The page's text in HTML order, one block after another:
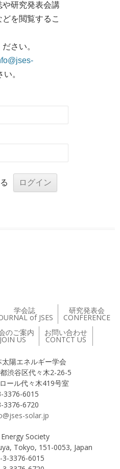
研究発表会講
を閲覧するこ
さい。
。
学会誌
of JSES
研究発表会
CONFERENCE
のご案内
JOIN US
お問い合わせ
CONTCT US
陽エネルギー学会
渋谷区代々木2-26-5
々木419号室
3376-6015
3376-6720
solar.jp
Society
Tokyo, 151-0053, Japan
3-3376-6015